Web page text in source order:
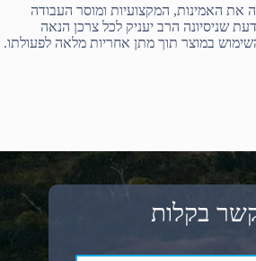
את האמינות, המקצועיות ומוסר העבודה
שניסיונה הרב יעניק לכל צרכן הנאה
במוצר תוך מתן אחריות מלאה לפעולתו.
בקלות